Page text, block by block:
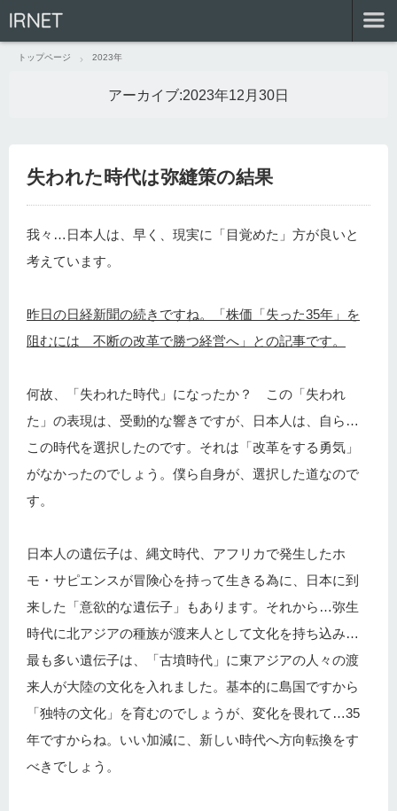
IRNET
トップページ 2023年
アーカイブ:2023年12月30日
失われた時代は弥縫策の結果
我々…日本人は、早く、現実に「目覚めた」方が良いと
考えています。
昨日の日経新聞の続きですね。「株価「失った35年」を
阻むには 不断の改革で勝つ経営へ」との記事です。
何故、「失われた時代」になったか？ この「失われ
た」の表現は、受動的な響きですが、日本人は、自ら…
この時代を選択したのです。それは「改革をする勇気」
がなかったのでしょう。僕ら自身が、選択した道なので
す。
日本人の遺伝子は、縄文時代、アフリカで発生したホ
モ・サピエンスが冒険心を持って生きる為に、日本に到
来した「意欲的な遺伝子」もあります。それから…弥生
時代に北アジアの種族が渡来人として文化を持ち込み…
最も多い遺伝子は、「古墳時代」に東アジアの人々の渡
来人が大陸の文化を入れました。基本的に島国ですから
「独特の文化」を育むのでしょうが、変化を畏れて…35
年ですからね。いい加減に、新しい時代へ方向転換をす
べきでしょう。